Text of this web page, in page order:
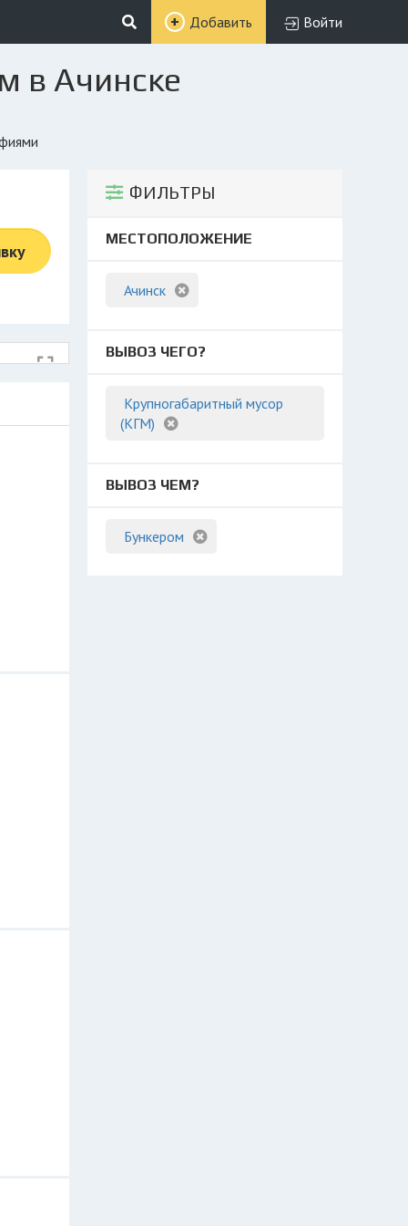
Добавить Войти
в Ачинске
ФИЛЬТРЫ
МЕСТОПОЛОЖЕНИЕ
Ачинск
ВЫВОЗ ЧЕГО?
Крупногабаритный мусор
(КГМ)
ВЫВОЗ ЧЕМ?
Бункером